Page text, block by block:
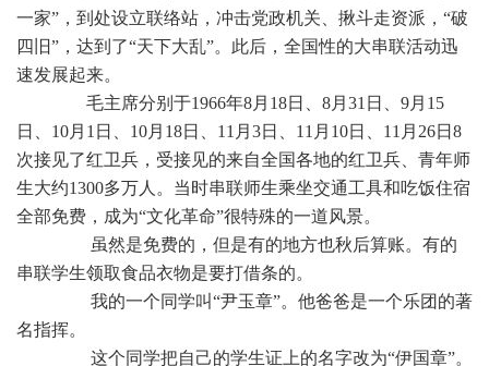
一家”，到处设立联络站，冲击党政机关、揪斗走资派，“破
四旧”，达到了“天下大乱”。此后，全国性的大串联活动迅
速发展起来。
毛主席分别于1966年8月18日、8月31日、9月15
日、10月1日、10月18日、11月3日、11月10日、11月26日8
次接见了红卫兵，受接见的来自全国各地的红卫兵、青年师
生大约1300多万人。当时串联师生乘坐交通工具和吃饭住宿
全部免费，成为“文化革命”很特殊的一道风景。
虽然是免费的，但是有的地方也秋后算账。有的
串联学生领取食品衣物是要打借条的。
我的一个同学叫“尹玉章”。他爸爸是一个乐团的著
名指挥。
这个同学把自己的学生证上的名字改为“伊国章”。